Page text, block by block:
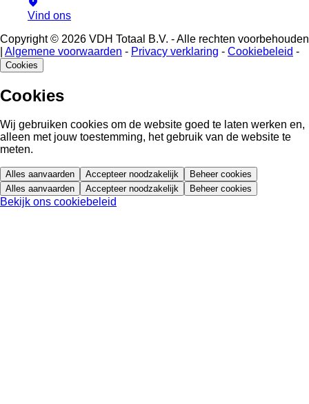
Vind ons
Copyright © 2026 VDH Totaal B.V. - Alle rechten voorbehouden
Algemene voorwaarden - Privacy verklaring - Cookiebeleid -
Cookies
Cookies
Wij gebruiken cookies om de website goed te laten werken en,
alleen met jouw toestemming, het gebruik van de website te
meten.
Alles aanvaarden Accepteer noodzakelijk
Beheer cookies
Alles aanvaarden
Accepteer noodzakelijk Beheer cookies
Bekijk ons cookiebeleid